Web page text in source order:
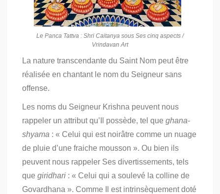
Le Panca Tattva : Shri Caitanya sous Ses cinq aspects /
Vrindavan Art
La nature transcendante du Saint Nom peut être
réalisée en chantant le nom du Seigneur sans
offense.
Les noms du Seigneur Krishna peuvent nous
rappeler un attribut qu’Il possède, tel que ghana-
shyama : « Celui qui est noirâtre comme un nuage
de pluie d’une fraiche mousson ». Ou bien ils
peuvent nous rappeler Ses divertissements, tels
que giridhari : « Celui qui a soulevé la colline de
Govardhana ». Comme Il est intrinsèquement doté